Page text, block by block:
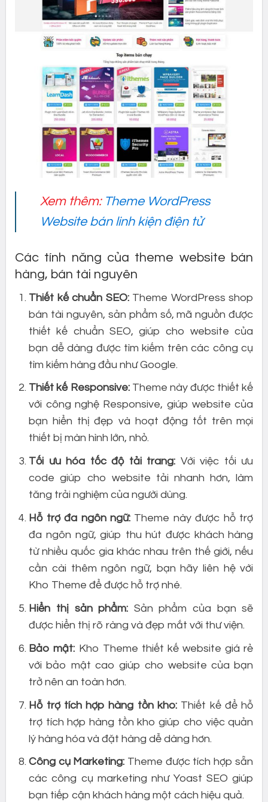
Xem thêm: Theme WordPress
Website bán linh kiện điện tử
Các tính năng của theme website bán
hàng, bán tài nguyên
Thiết kế chuẩn SEO:Theme WordPress shop
bán tài nguyên, sản phẩm số, mã nguồn được
thiết kế chuẩn SEO, giúp cho website của
bạn dễ dàng được tìm kiếm trên các công cụ
tìm kiếm hàng đầu như Google.
Thiết kế Responsive:Theme này được thiết kế
với công nghệ Responsive, giúp website của
bạn hiển thị đẹp và hoạt động tốt trên mọi
thiết bị màn hình lớn, nhỏ.
Tối ưu hóa tốc độ tải trang: Với việc tối ưu
code giúp cho website tải nhanh hơn, làm
tăng trải nghiệm của người dùng.
Hỗ trợ đa ngôn ngữ: Theme này được hỗ trợ
đa ngôn ngữ, giúp thu hút được khách hàng
từ nhiều quốc gia khác nhau trên thế giới, nếu
cần cài thêm ngôn ngữ, bạn hãy liên hệ với
Kho Theme để được hỗ trợ nhé.
Hiển thị sản phẩm: Sản phẩm của bạn sẽ
được hiển thị rõ ràng và đẹp mắt với thư viện.
Bảo mật: Kho Theme thiết kế website giá rẻ
với bảo mật cao giúp cho website của bạn
trở nên an toàn hơn.
Hỗ trợ tích hợp hàng tồn kho: Thiết kế để hỗ
trợ tích hợp hàng tồn kho giúp cho việc quản
lý hàng hóa và đặt hàng dễ dàng hơn.
Công cụ Marketing: Theme được tích hợp sẵn
các công cụ marketing như Yoast SEO giúp
bạn tiếp cận khách hàng một cách hiệu quả.